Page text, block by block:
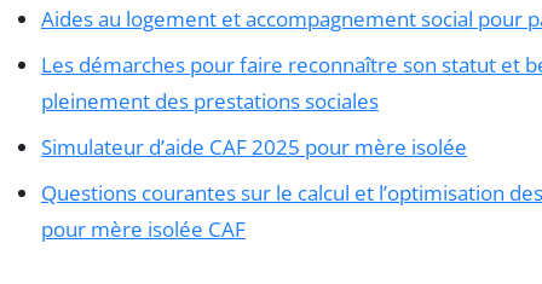
Aides au logement et accompagnement social pour
Les démarches pour faire reconnaître son statut et
pleinement des prestations sociales
Simulateur d’aide CAF 2025 pour mère isolée
Questions courantes sur le calcul et l’optimisation
pour mère isolée CAF